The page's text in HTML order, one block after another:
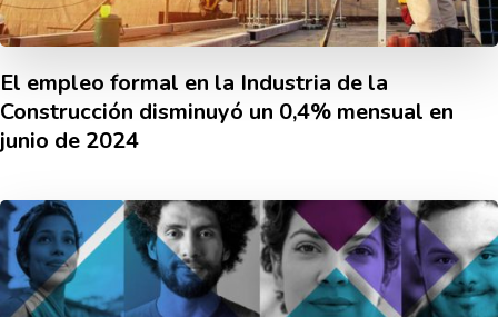
El empleo formal en la Industria de la
Construcción disminuyó un 0,4% mensual en
junio de 2024